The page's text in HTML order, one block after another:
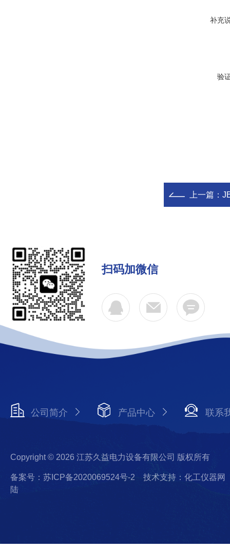
补充
验
上一篇：
扫码加微信
公司简介 产品中心 联系
Copyright © 2026 江苏久益电力设备有限公司 版权所有
备案号：苏ICP备2020069524号-2
技术支持：化工仪器网
陆